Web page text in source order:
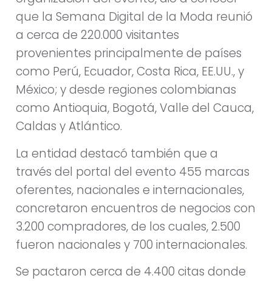
que la Semana Digital de la Moda reunió
a cerca de 220.000 visitantes
provenientes principalmente de países
como Perú, Ecuador, Costa Rica, EE.UU., y
México; y desde regiones colombianas
como Antioquia, Bogotá, Valle del Cauca,
Caldas y Atlántico.
La entidad destacó también que a
través del portal del evento 455 marcas
oferentes, nacionales e internacionales,
concretaron encuentros de negocios con
3.200 compradores, de los cuales, 2.500
fueron nacionales y 700 internacionales.
Se pactaron cerca de 4.400 citas donde